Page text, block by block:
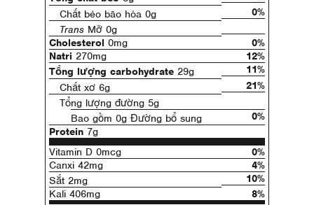
Chất béo bão hòa 0g
0%
Trans Mỡ 0g
Cholesterol 0mg
0%
Natri 270mg
12%
Tổng lượng carbohydrate 29g
11%
Chất xơ 6g
21%
Tổng lượng đường 5g
Bao gồm 0g Đường bổ sung
0%
Protein 7g
Vitamin D 0mcg
0%
Canxi 42mg
4%
Sắt 2mg
10%
Kali 406mg
8%